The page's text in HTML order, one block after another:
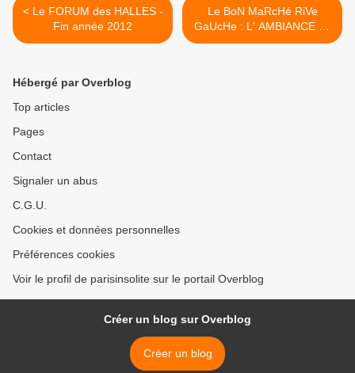
< Le FORUM des HALLES -
Fin année 2012
Le BoN MaRcHé RiVe
GaUcHe : L' AMBIANCE de
NOEL 2012 >
Hébergé par Overblog
Top articles
Pages
Contact
Signaler un abus
C.G.U.
Cookies et données personnelles
Préférences cookies
Voir le profil de parisinsolite sur le portail Overblog
Créer un blog sur Overblog
Créer un blog